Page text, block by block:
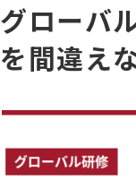
グローバ
を間違え